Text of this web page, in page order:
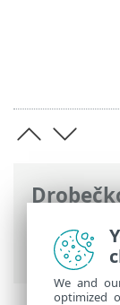
ESET
On-Prem
We and
optimized